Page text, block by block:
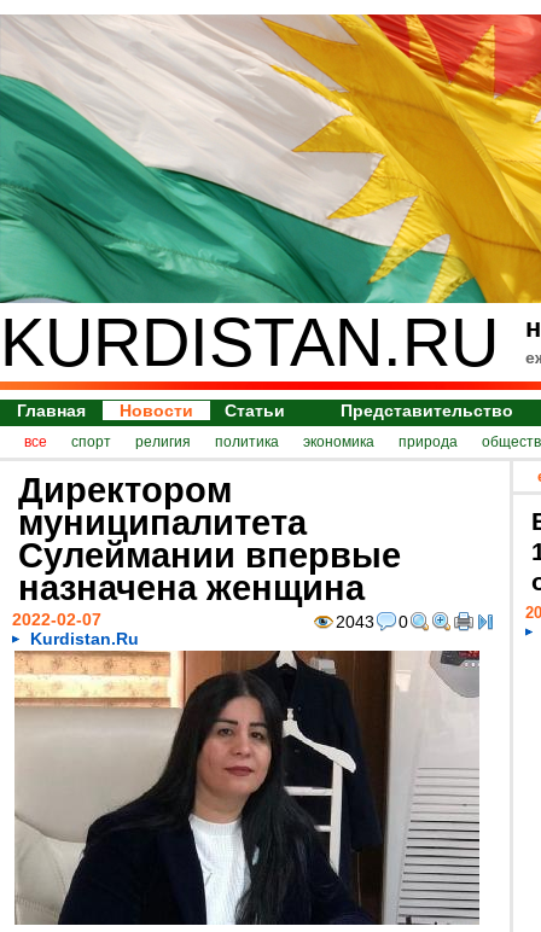
KURDISTAN.RU
Главная Новости Статьи Представительство
все спорт религия политика экономика природа
Директором
муниципалитета
Сулеймании впервые
назначена женщина
2043 0
2022-02-07
Kurdistan.Ru